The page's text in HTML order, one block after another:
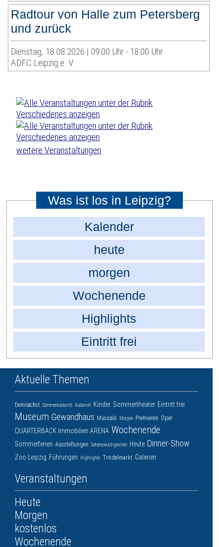
Radtour von Halle zum Petersberg
und zurück
Dienstag, 18.08.2026 | 09:00 Uhr - 18:00 Uhr
ADFC Leipzig e. V.
weitere Veranstaltungen
Was ist los in Leipzig?
Kalender
heute
morgen
Wochenende
Highlights
Eintritt frei
Aktuelle Themen
Demnächst Sommerkabarett Kabarett Kinder Sommertheater Eintritt frei
Museum Gewandhaus Musicals Morgen Premieren Oper
QUARTERBACK Immobilien ARENA Wochenende
Sommerferien Ausstellungen Sehenswürdigkeiten Heute Dinner-Show
Zoo Leipzig Führungen Highlights Trödelmarkt Galerien
Veranstaltungen
Heute
Morgen
kostenlos
Wochenende